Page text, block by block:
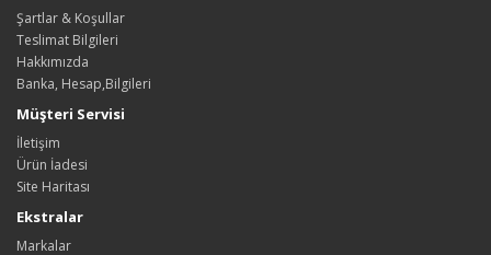
Şartlar & Koşullar
Teslimat Bilgileri
Hakkımızda
Banka, Hesap,Bilgileri
Müşteri Servisi
İletişim
Ürün İadesi
Site Haritası
Ekstralar
Markalar